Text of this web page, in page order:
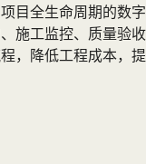
目全生命周期的数字
施工监控、质量验收
，降低工程成本，提